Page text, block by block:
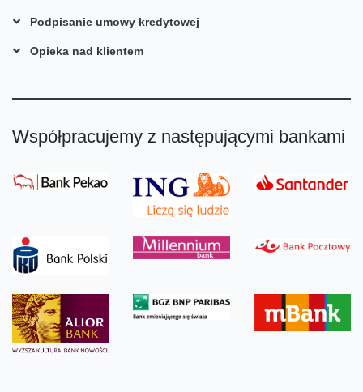
Podpisanie umowy kredytowej
Opieka nad klientem
Współpracujemy z następującymi bankami